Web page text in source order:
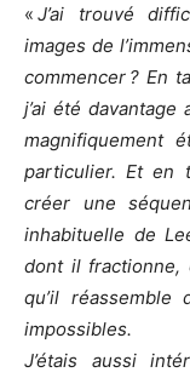
« J’ai trouvé
images de
commencer ? En
j’ai été
magnifiquement
particulier. Et en
créer une
inhabituelle de
dont il fractionne,
qu’il réassemble
impossibles.
J’étais aussi